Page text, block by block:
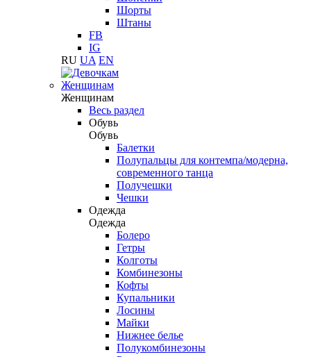
Шорты
Штаны
FB
IG
RU UA EN
Женщинам
Женщинам
Весь раздел
Обувь
Обувь
Балетки
Полупальцы для контемпа/модерна,
современного танца
Получешки
Чешки
Одежда
Одежда
Болеро
Гетры
Колготы
Комбинезоны
Кофты
Купальники
Лосины
Майки
Нижнее белье
Полукомбинезоны